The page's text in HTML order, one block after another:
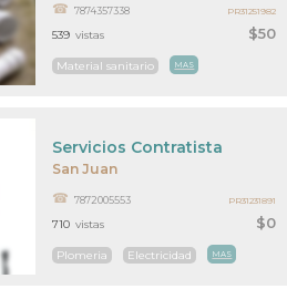
$50
7874357338
Material sanitario MAS
539 vistas
PR31251982
San Juan
$0
Servicios Contratista
7872005553
Plomeria Electricidad MAS
710 vistas
PR31231891